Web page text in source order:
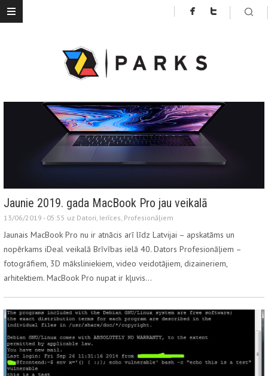
Jaunie 2019. gada MacBook Pro jau veikalā
13/06/2019 - 05:55 uz Datori, Ierīces, Profesionāļiem
Jaunais MacBook Pro nu ir atnācis arī līdz Latvijai – apskatāms un
nopērkams iDeal veikalā Brīvības ielā 40. Dators Profesionāļiem –
fotogrāfiem, 3D māksliniekiem, video veidotājiem, dizaineriem,
arhitektiem. MacBook Pro nupat ir kļuvis…